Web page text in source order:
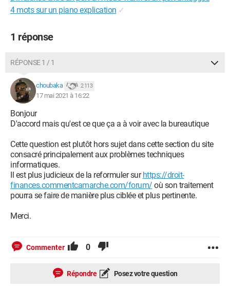
4 mots sur un piano explication ✓
1 réponse
RÉPONSE 1 / 1
choubaka 2 113
17 mai 2021 à 16:22
Bonjour
D'accord mais qu'est ce que ça a à voir avec la bureautique
Cette question est plutôt hors sujet dans cette section du site
consacré principalement aux problèmes techniques
informatiques.
Il est plus judicieux de la reformuler surhttps://droit-
finances.commentcamarche.com/forum/ où son traitement
pourra se faire de manière plus ciblée et plus pertinente.
Merci.
Commenter 0
Répondre Posez votre question